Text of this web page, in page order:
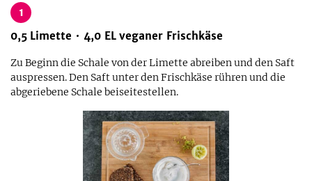
1
0,5 Limette 4,0 EL veganer Frischkäse
Zu Beginn die Schale von der Limette abreiben und den Saft
auspressen. Den Saft unter den Frischkäse rühren und die
abgeriebene Schale beiseitestellen.